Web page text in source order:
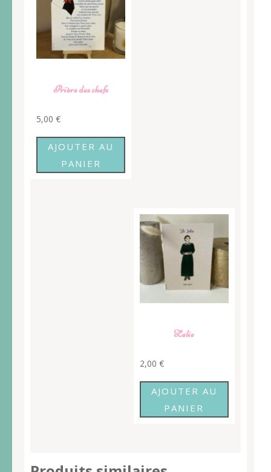
Prière des chefs
5,00 €
AJOUTER AU
PANIER
Zelie
2,00 €
AJOUTER AU
PANIER